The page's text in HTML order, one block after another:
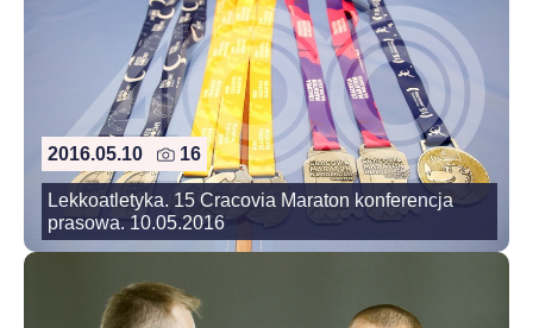
2016.05.10 16
Lekkoatletyka. 15 Cracovia Maraton konferencja
prasowa. 10.05.2016